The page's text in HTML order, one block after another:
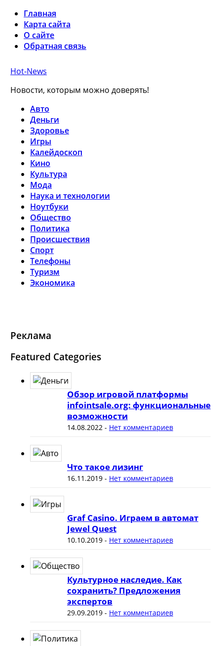
Главная
Карта сайта
О сайте
Обратная связь
Hot-News
Новости, которым можно доверять!
Авто
Деньги
Здоровье
Игры
Калейдоскоп
Кино
Культура
Мода
Наука и технологии
Ноутбуки
Общество
Политика
Происшествия
Спорт
Телефоны
Туризм
Экономика
Реклама
Featured Categories
Обзор игровой платформы
infointsale.org: функциональные
возможности
14.08.2022- Нет комментариев
Что такое лизинг
16.11.2019- Нет комментариев
Graf Casino. Играем в автомат
Jewel Quest
10.10.2019- Нет комментариев
Культурное наследие. Как
сохранить? Предложения
экспертов
29.09.2019- Нет комментариев